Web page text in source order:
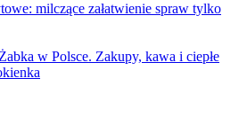
milczące załatwienie spraw tylko
w Polsce. Zakupy, kawa i ciepłe